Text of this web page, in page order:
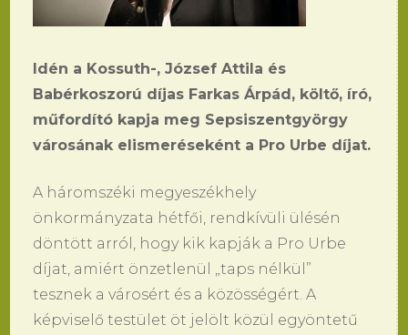
Idén a Kossuth-, József Attila és
Babérkoszorú díjas Farkas Árpád, költő, író,
műfordító kapja meg Sepsiszentgyörgy
városának elismeréseként a Pro Urbe díjat.
A háromszéki megyeszékhely
önkormányzata hétfői, rendkívüli ülésén
döntött arról, hogy kik kapják a Pro Urbe
díjat, amiért önzetlenül „taps nélkül”
tesznek a városért és a közösségért. A
képviselő testület öt jelölt közül egyöntetű